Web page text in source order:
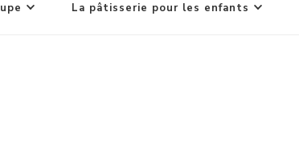
La pâtisserie pour les enfants